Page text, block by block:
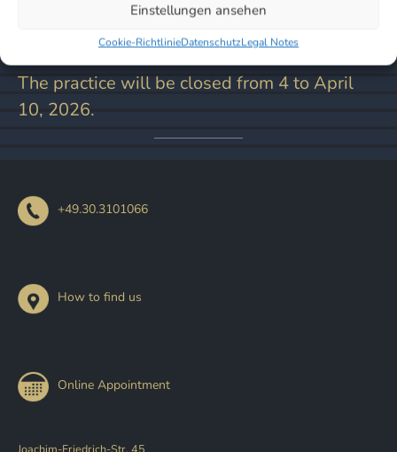
Einstellungen ansehen
Cookie-RichtlinieDatenschutzLegal Notes
The practice will be closed from 4 to April
10, 2026.
+49.30.3101066
How to find us
Online Appointment
Joachim-Friedrich-Str. 45